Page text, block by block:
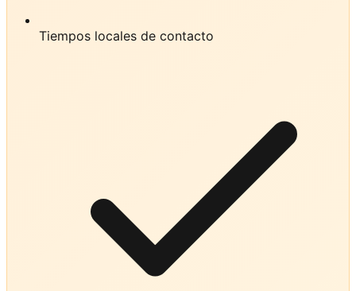
Tiempos locales de contacto